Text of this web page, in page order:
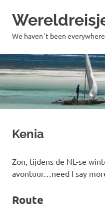
Ga
naar
de
inhoud
We haven´t been
Kenia
Zon, tijdens de NL-se
avontuur…need I say
Route